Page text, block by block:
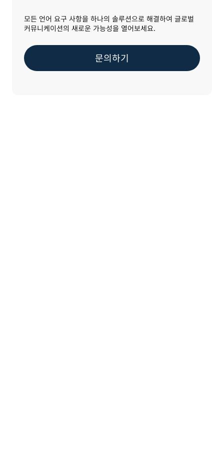
모든 언어 요구 사항을 하나의 솔루션으로 해결하여 글로벌
커뮤니케이션의 새로운 가능성을 열어보세요.
문의하기